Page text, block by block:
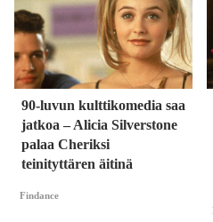
90-luvun kulttikomedia saa
jatkoa – Alicia Silverstone
palaa Cheriksi
teinityttären äitinä
Findance